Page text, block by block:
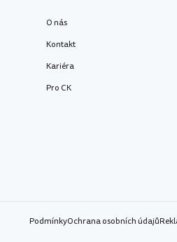
O nás
Kontakt
Kariéra
Pro CK
PodmínkyOchrana osobních údajů